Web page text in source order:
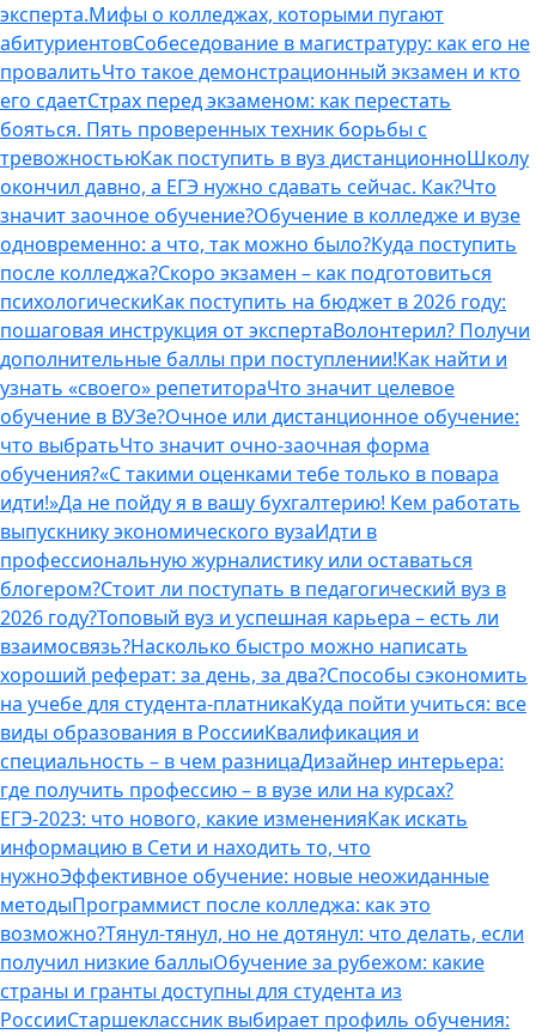
эксперта.Мифы о колледжах, которыми пугают
абитуриентовСобеседование в магистратуру: как его не
провалитьЧто такое демонстрационный экзамен и кто
его сдаетСтрах перед экзаменом: как перестать
бояться. Пять проверенных техник борьбы с
тревожностьюКак поступить в вуз дистанционноШколу
окончил давно, а ЕГЭ нужно сдавать сейчас. Как?Что
значит заочное обучение?Обучение в колледже и вузе
одновременно: а что, так можно было?Куда поступить
после колледжа?Скоро экзамен – как подготовиться
психологическиКак поступить на бюджет в 2026 году:
пошаговая инструкция от экспертаВолонтерил? Получи
дополнительные баллы при поступлении!Как найти и
узнать «своего» репетитораЧто значит целевое
обучение в ВУЗе?Очное или дистанционное обучение:
что выбратьЧто значит очно-заочная форма
обучения?«С такими оценками тебе только в повара
идти!»Да не пойду я в вашу бухгалтерию! Кем работать
выпускнику экономического вузаИдти в
профессиональную журналистику или оставаться
блогером?Стоит ли поступать в педагогический вуз в
2026 году?Топовый вуз и успешная карьера – есть ли
взаимосвязь?Насколько быстро можно написать
хороший реферат: за день, за два?Способы сэкономить
на учебе для студента-платникаКуда пойти учиться: все
виды образования в РоссииКвалификация и
специальность – в чем разницаДизайнер интерьера:
где получить профессию – в вузе или на курсах?
ЕГЭ-2023: что нового, какие измененияКак искать
информацию в Сети и находить то, что
нужноЭффективное обучение: новые неожиданные
методыПрограммист после колледжа: как это
возможно?Тянул-тянул, но не дотянул: что делать, если
получил низкие баллыОбучение за рубежом: какие
страны и гранты доступны для студента из
РоссииСтаршеклассник выбирает профиль обучения: